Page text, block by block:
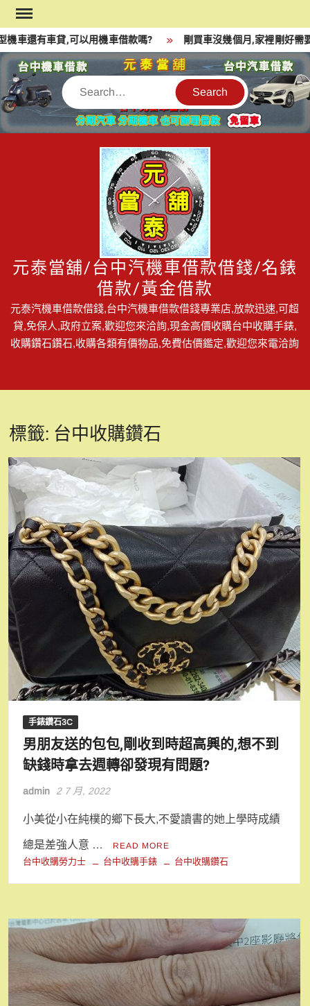
Skip
to
content
車還有車貸,可以用機車借款嗎? 剛買車沒幾個月,家裡剛好需要
Search
元泰當舖/台中汽機車借款借錢/名錶
借款/黃金借款
元泰汽機車借款借錢,台中汽機車借款借錢專業店,放款迅速,可超
貸,免保人,政府立案,歡迎您來洽詢,現金高價收購台中收購手錶,
收購鑽石鑽石,收購各類有價物品,免費估價鑑定,歡迎您來電洽詢
標籤: 台中收購鑽石
手錶鑽石3C
男朋友送的包包,剛收到時超高興的,想不到
缺錢時拿去週轉卻發現有問題?
admin 2 7 月, 2022
小美從小在純樸的鄉下長大,不愛讀書的她上學時成績
總是差強人意 … READ MORE
台中收購勞力士 台中收購手錶 台中收購鑽石